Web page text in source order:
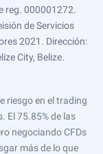
reg. 000001272.
de Servicios
2021. Dirección:
City, Belize.
riesgo en el trading
El 75.85% de las
negociando CFDs
más de lo que